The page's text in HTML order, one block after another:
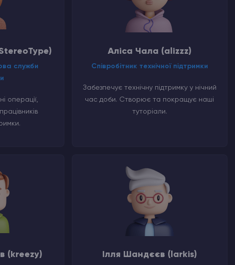
служби
операції,
Аліса Чала (alizzz)
Співробітник технічної підтримки
Забезпечує технічну підтримку у нічний
час доби. Створює та покращує наші
туторіали.
(kreezy) Ілля Шандєєв (larkis)